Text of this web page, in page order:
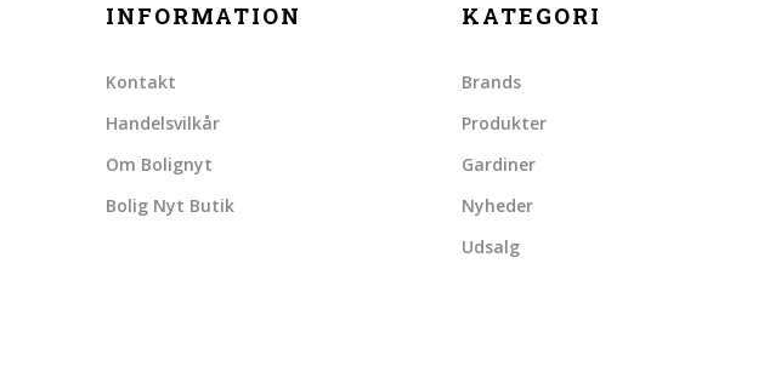
INFORMATION
Kontakt
Handelsvilkår
Om Bolignyt
Bolig Nyt Butik
KATEGORI
Brands
Produkter
Gardiner
Nyheder
Udsalg